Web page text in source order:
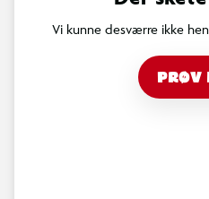
Vi kunne desværre ikke
PRØV